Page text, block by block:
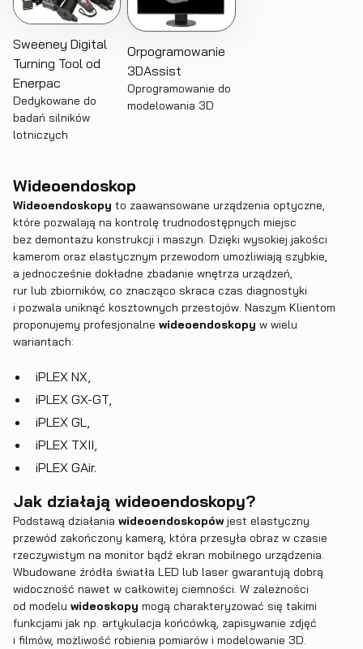
Sweeney Digital
Turning Tool od
Enerpac
Dedykowane do
badań silników
lotniczych
Orpogramowanie
3DAssist
Oprogramowanie do
modelowania 3D
Wideoendoskop
Wideoendoskopy to zaawansowane urządzenia optyczne,
które pozwalają na kontrolę trudnodostępnych miejsc
bez demontażu konstrukcji i maszyn. Dzięki wysokiej jakości
kamerom oraz elastycznym przewodom umożliwiają szybkie,
a jednocześnie dokładne zbadanie wnętrza urządzeń,
rur lub zbiorników, co znacząco skraca czas diagnostyki
i pozwala uniknąć kosztownych przestojów. Naszym Klientom
proponujemy profesjonalne wideoendoskopy w wielu
wariantach:
iPLEX NX,
iPLEX GX-GT,
iPLEX GL,
iPLEX TXII,
iPLEX GAir.
Jak działają wideoendoskopy?
Podstawą działania wideoendoskopówjest elastyczny
przewód zakończony kamerą, która przesyła obraz w czasie
rzeczywistym na monitor bądź ekran mobilnego urządzenia.
Wbudowane źródła światła LED lub laser gwarantują dobrą
widoczność nawet w całkowitej ciemności. W zależności
od modelu wideoskopy mogą charakteryzować się takimi
funkcjami jak np. artykulacja końcówką, zapisywanie zdjęć
i filmów, możliwość robienia pomiarów i modelowanie 3D.